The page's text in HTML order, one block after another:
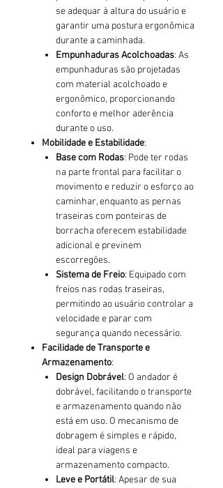
se adequar à altura do usuário e
garantir uma postura ergonômica
durante a caminhada.
Empunhaduras Acolchoadas: As
empunhaduras são projetadas
com material acolchoado e
ergonômico, proporcionando
conforto e melhor aderência
durante o uso.
Mobilidade e Estabilidade:
Base com Rodas: Pode ter rodas
na parte frontal para facilitar o
movimento e reduzir o esforço ao
caminhar, enquanto as pernas
traseiras com ponteiras de
borracha oferecem estabilidade
adicional e previnem
escorregões.
Sistema de Freio: Equipado com
freios nas rodas traseiras,
permitindo ao usuário controlar a
velocidade e parar com
segurança quando necessário.
Facilidade de Transporte e
Armazenamento:
Design Dobrável: O andador é
dobrável, facilitando o transporte
e armazenamento quando não
está em uso. O mecanismo de
dobragem é simples e rápido,
ideal para viagens e
armazenamento compacto.
Leve e Portátil: Apesar de sua